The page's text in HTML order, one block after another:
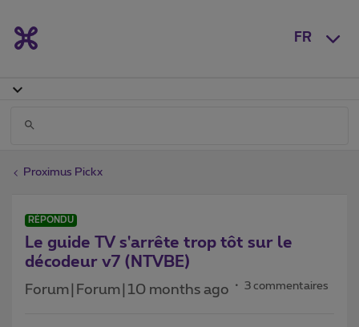
FR
Proximus Pickx
RÉPONDU
Le guide TV s'arrête trop tôt sur le
décodeur v7 (NTVBE)
Forum|Forum|10 months ago 3 commentaires